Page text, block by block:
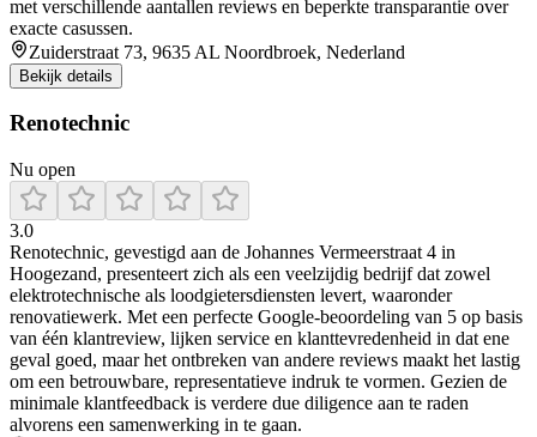
met verschillende aantallen reviews en beperkte transparantie over
exacte casussen.
Zuiderstraat 73, 9635 AL Noordbroek, Nederland
Bekijk details
Renotechnic
Nu open
3.0
Renotechnic, gevestigd aan de Johannes Vermeerstraat 4 in
Hoogezand, presenteert zich als een veelzijdig bedrijf dat zowel
elektrotechnische als loodgietersdiensten levert, waaronder
renovatiewerk. Met een perfecte Google-beoordeling van 5 op basis
van één klantreview, lijken service en klanttevredenheid in dat ene
geval goed, maar het ontbreken van andere reviews maakt het lastig
om een betrouwbare, representatieve indruk te vormen. Gezien de
minimale klantfeedback is verdere due diligence aan te raden
alvorens een samenwerking in te gaan.